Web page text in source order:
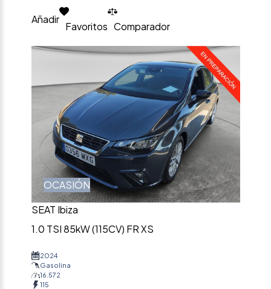
Añadir
Favoritos Comparador
OCASIÓN
SEAT Ibiza
1.0 TSI 85kW (115CV) FR XS
2024
Gasolina
16.572
115